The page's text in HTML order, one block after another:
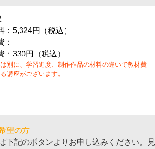
：5,324円（税込）
：
：330円（税込）
別に、学習進度、制作作品の材料の違いで教材費
講座がございます。
望の方
下記のボタンよりお申し込みください。見